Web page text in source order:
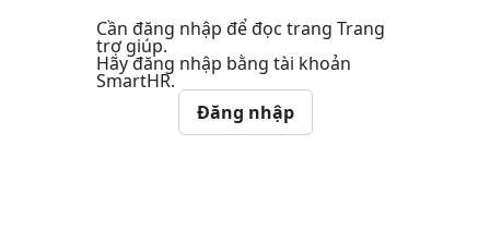
Cần đăng nhập để đọc trang Trang
trợ giúp.
Hãy đăng nhập bằng tài khoản
SmartHR.
Đăng nhập